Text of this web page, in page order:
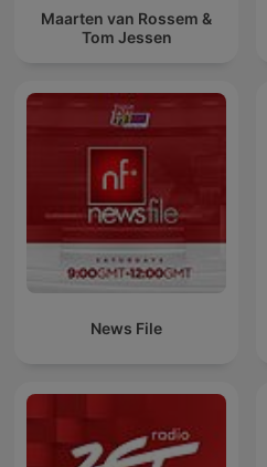
Maarten van Rossem &
Tom Jessen
News File